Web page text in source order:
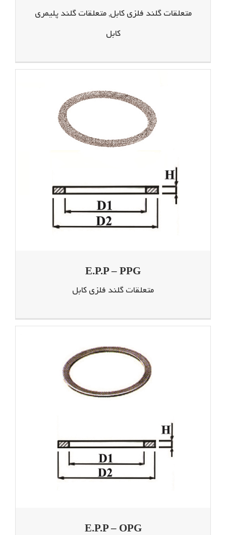
متعلقات گلند فلزی کابل,متعلقات گلند پلیمری
کابل
E.P.P – PPG
متعلقات گلند فلزی کابل
E.P.P – OPG